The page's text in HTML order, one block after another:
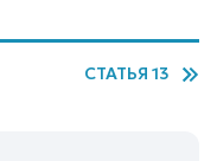
СТАТЬЯ 13